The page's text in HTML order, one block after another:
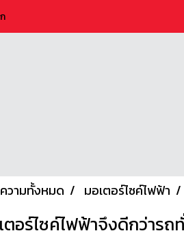
วามทั้งหมด มอเตอร์ไซค์ไฟฟ้า
ตอร์ไซค์ไฟฟ้าจึงดีกว่ารถ